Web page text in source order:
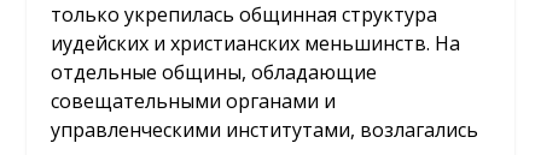
только укрепилась общинная структура
иудейских и христианских меньшинств. На
отдельные общины, обладающие
совещательными органами и
управленческими институтами, возлагались